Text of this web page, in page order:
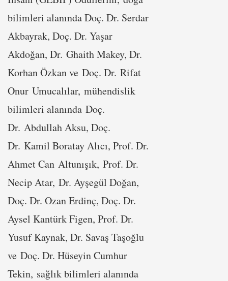
bilimleri alanında Doç. Dr. Serdar
Akbayrak, Doç. Dr. Yaşar
Akdoğan, Dr. Ghaith Makey, Dr.
Korhan Özkan ve Doç. Dr. Rifat
Onur Umucalılar, mühendislik
bilimleri alanında Doç.
Dr. Abdullah Aksu, Doç.
Dr. Kamil Boratay Alıcı, Prof. Dr.
Ahmet Can Altunışık, Prof. Dr.
Necip Atar, Dr. Ayşegül Doğan,
Doç. Dr. Ozan Erdinç, Doç. Dr.
Aysel Kantürk Figen, Prof. Dr.
Yusuf Kaynak, Dr. Savaş Taşoğlu
ve Doç. Dr. Hüseyin Cumhur
Tekin, sağlık bilimleri alanında